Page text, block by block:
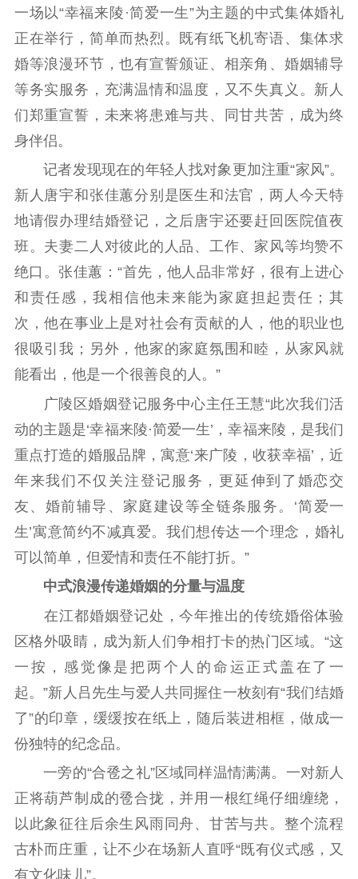
文明创建 文明实践
文明培育
先进典型
社会宣传
思想政治教育 爱国主义教育
全民国防教育
用
新闻出版
精品出版 全民阅读
出版监管
扫黄打非
电影工作
电影创作 电影市场
机关党建
党建要闻 学习在线
文化人才
紫金人才 职称评审
数据资源
公共服务
新时代公民素养
提升资源库
新闻出版
政务服务
登记服务
科研创新
服务管理平台
智库服务
管理平台
文艺创作
服务管理
文化产业
统计分析
数字出版
审读服务
新闻发布工作备
案管理系统
服务
责任编辑注册
业务申报系统
一场以“幸福来陵·简爱一生”为主题的中式集体婚礼
正在举行，简单而热烈。既有纸飞机寄语、集体求
婚等浪漫环节，也有宣誓颁证、相亲角、婚姻辅导
等务实服务，充满温情和温度，又不失真义。新人
们郑重宣誓，未来将患难与共、同甘共苦，成为终
身伴侣。
记者发现现在的年轻人找对象更加注重“家风”。
新人唐宇和张佳蕙分别是医生和法官，两人今天特
地请假办理结婚登记，之后唐宇还要赶回医院值夜
班。夫妻二人对彼此的人品、工作、家风等均赞不
绝口。张佳蕙：“首先，他人品非常好，很有上进心
和责任感，我相信他未来能为家庭担起责任；其
次，他在事业上是对社会有贡献的人，他的职业也
很吸引我；另外，他家的家庭氛围和睦，从家风就
能看出，他是一个很善良的人。”
广陵区婚姻登记服务中心主任王慧“此次我们活
动的主题是‘幸福来陵·简爱一生’，幸福来陵，是我们
重点打造的婚服品牌，寓意‘来广陵，收获幸福’，近
年来我们不仅关注登记服务，更延伸到了婚恋交
友、婚前辅导、家庭建设等全链条服务。‘简爱一
生’寓意简约不减真爱。我们想传达一个理念，婚礼
可以简单，但爱情和责任不能打折。”
中式浪漫传递婚姻的分量与温度
在江都婚姻登记处，今年推出的传统婚俗体验
区格外吸睛，成为新人们争相打卡的热门区域。“这
一按，感觉像是把两个人的命运正式盖在了一
起。”新人吕先生与爱人共同握住一枚刻有“我们结婚
了”的印章，缓缓按在纸上，随后装进相框，做成一
份独特的纪念品。
一旁的“合卺之礼”区域同样温情满满。一对新人
正将葫芦制成的卺合拢，并用一根红绳仔细缠绕，
以此象征往后余生风雨同舟、甘苦与共。整个流程
古朴而庄重，让不少在场新人直呼“既有仪式感，又
有文化味儿”。